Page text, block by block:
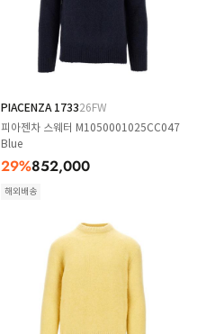
PIACENZA 173326FW
피아젠차 스웨터 M1050001025CC047
Blue
29%852,000
해외배송